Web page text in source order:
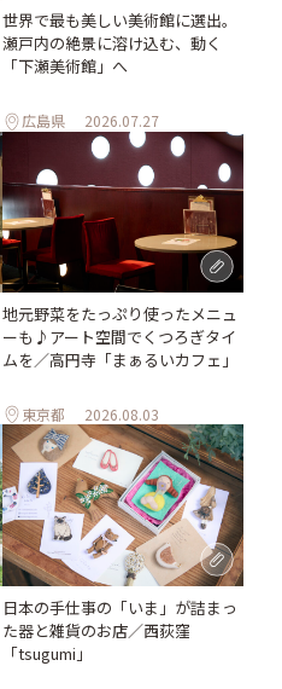
世界で最も美しい美術館に選出。
瀬戸内の絶景に溶け込む、動く
「下瀬美術館」へ
広島県 2026.07.27
地元野菜をたっぷり使ったメニュ
ーも♪アート空間でくつろぎタイ
ムを／高円寺「まぁるいカフェ」
東京都 2026.08.03
日本の手仕事の「いま」が詰まっ
た器と雑貨のお店／西荻窪
「tsugumi」